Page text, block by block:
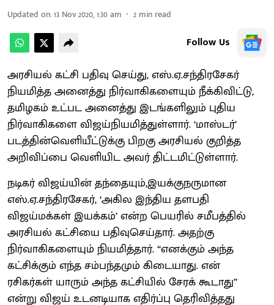
Updated on:13 Nov 2020, 1:30 am 2 min read
Follow Us
அரசியல் கட்சி பதிவு செய்து, எஸ்.ஏ.சந்திரசேகர்
நியமித்த அனைத்து நிர்வாகிகளையும் நீக்கிவிட்டு,
தமிழகம் உட்பட அனைத்து இடங்களிலும் புதிய
நிர்வாகிகளை விஜய்நியமித்துள்ளார். ‘மாஸ்டர்’
படத்தின்வெளியீட்டுக்கு பிறகு அரசியல் குறித்த
அறிவிப்பை வெளியிட அவர் திட்டமிட்டுள்ளார்.
நடிகர் விஜய்யின் தந்தையும்,இயக்குநருமான
எஸ்.ஏ.சந்திரசேகர், ‘அகில இந்திய தளபதி
விஜய்மக்கள் இயக்கம்’ என்ற பெயரில் சமீபத்தில்
அரசியல் கட்சியை பதிவுசெய்தார். அதற்கு
நிர்வாகிகளையும் நியமித்தார். ‘‘எனக்கும் அந்த
கட்சிக்கும் எந்த சம்பந்தமும் கிடையாது. என்
ரசிகர்கள் யாரும் அந்த கட்சியில் சேரக் கூடாது’’
என்று விஜய் உடனடியாக எதிர்ப்பு தெரிவித்தது